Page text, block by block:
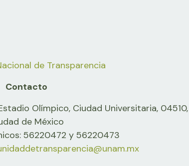
de Transparencia
Contacto
Olímpico, Ciudad Universitaria, 04510,
de México
56220472 y 56220473